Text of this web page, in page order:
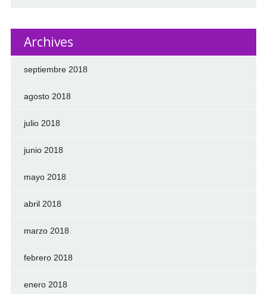
Archives
septiembre 2018
agosto 2018
julio 2018
junio 2018
mayo 2018
abril 2018
marzo 2018
febrero 2018
enero 2018